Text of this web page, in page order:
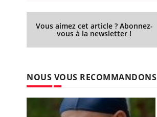
Vous aimez cet article ? Abonnez-
vous à la newsletter !
NOUS VOUS RECOMMANDONS